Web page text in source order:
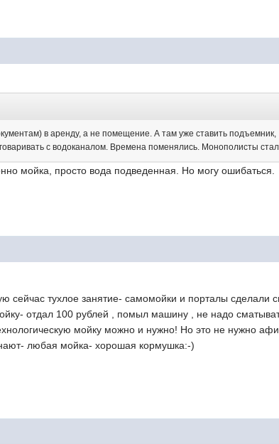
в аренду, а не помещение. А там уже ставить
с водоканалом. Времена поменялись. Монополисты
мойка, просто вода подведенная. Но могу ошибаться.
сейчас тухлое занятие- самомойки и порталы сделали
отдал 100 рублей , помыл машину , не надо
мойку можно и нужно! Но это не нужно
любая мойка- хорошая кормушка:-)